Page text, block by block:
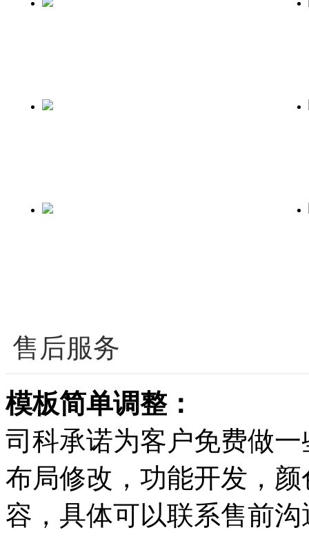
售后服务
模板简单调整：
司科承诺为客户免费做
布局修改，功能开发，
容，具体可以联系售前沟